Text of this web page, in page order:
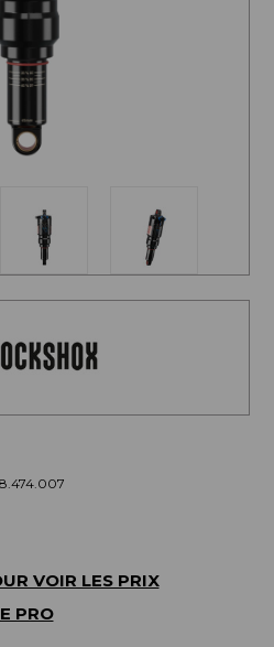
VOIR LES PRIX
PRO